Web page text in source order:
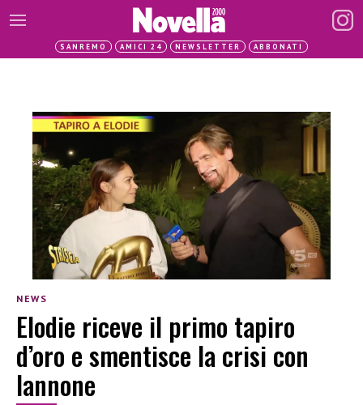
SANREMO AMICI 24 NEWSLETTER ABBONATI
NEWS
Elodie riceve il primo tapiro
d’oro e smentisce la crisi con
Iannone